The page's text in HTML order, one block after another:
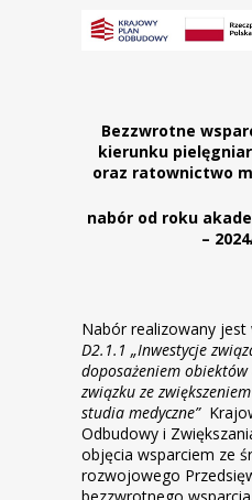
Bezzwrotne
kierunku
oraz ratownictwo
nabór od roku
–
Nabór realizowany
D2.1.1 „Inwestycje
doposażeniem obiektów
związku ze
studia medyczne”
Odbudowy i
objęcia wsparciem ze
rozwojowego